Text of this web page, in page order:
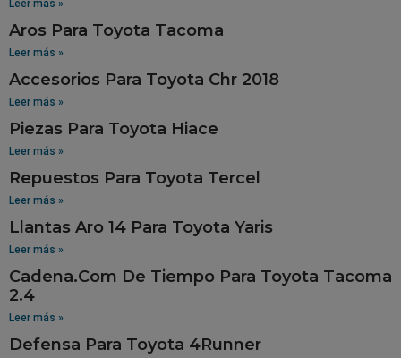
Leer más »
Aros Para Toyota Tacoma
Leer más »
Accesorios Para Toyota Chr 2018
Leer más »
Piezas Para Toyota Hiace
Leer más »
Repuestos Para Toyota Tercel
Leer más »
Llantas Aro 14 Para Toyota Yaris
Leer más »
Cadena.Com De Tiempo Para Toyota Tacoma
2.4
Leer más »
Defensa Para Toyota 4Runner